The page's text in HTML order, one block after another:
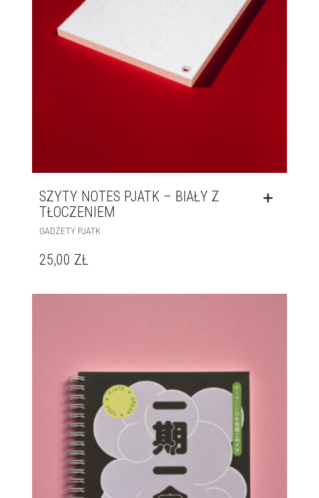
SZYTY NOTES PJATK – BIAŁY Z
TŁOCZENIEM
GADŻETY PJATK
25,00 ZŁ